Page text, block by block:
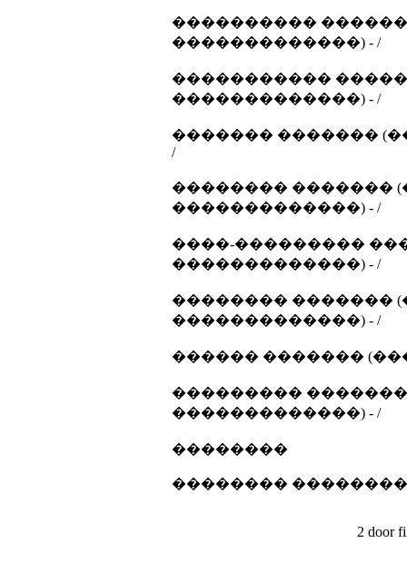
����������
�������������) - /
�����������
�������������) - /
������� �������
/
�������� �������
�������������) - /
����-���������
�������������) - /
�������� �������
�������������) - /
������ �������
���������
�������������) - /
��������
��������
2 door